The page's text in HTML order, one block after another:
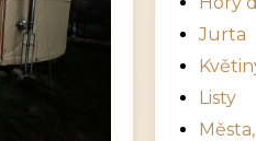
Jurta
Listy